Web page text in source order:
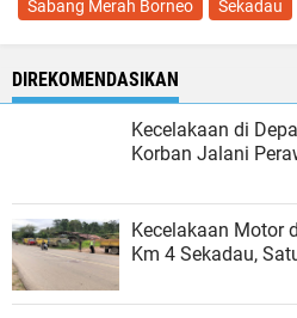
Sabang Merah Borneo
Sekadau
DIREKOMENDASIKAN
Kecelakaan di
Korban Jalani
Kecelakaan Motor
Km 4 Sekadau,